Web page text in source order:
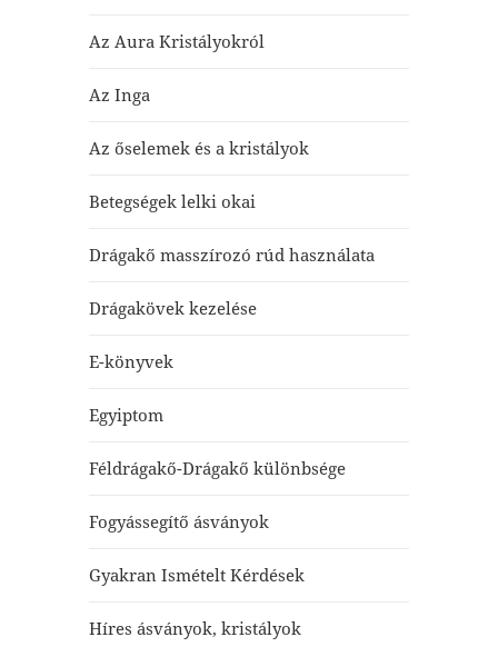
Az Aura Kristályokról
Az Inga
Az őselemek és a kristályok
Betegségek lelki okai
Drágakő masszírozó rúd használata
Drágakövek kezelése
E-könyvek
Egyiptom
Féldrágakő-Drágakő különbsége
Fogyássegítő ásványok
Gyakran Ismételt Kérdések
Híres ásványok, kristályok